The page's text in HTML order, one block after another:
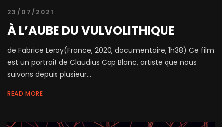
23/07/2021
À L’AUBE DU VULVOLITHIQUE
de Fabrice Leroy(France, 2020, documentaire, 1h38) Ce film
est un portrait de Claudius Cap Blanc, artiste que nous
suivons depuis plusieur...
READ MORE